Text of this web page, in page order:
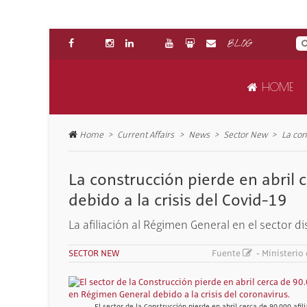
BLOG
HOME
Get
A
Our
Home Current Affairs News Sector New La
La construcción pierde en abril
debido a la crisis del Covid-19
La afiliación al Régimen General en el sector
SECTOR NEW Fuente - Ministerio